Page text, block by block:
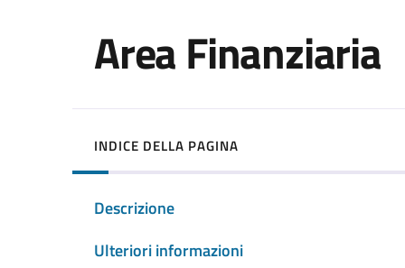
Area Finanziaria
INDICE DELLA PAGINA
Descrizione
Ulteriori informazioni